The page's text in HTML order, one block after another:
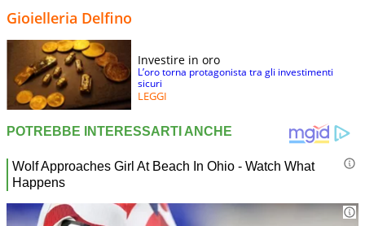
Gioielleria Delfino
Investire in oro
L’oro torna protagonista tra gli investimenti
sicuri
LEGGI